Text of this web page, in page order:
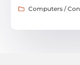
Computers /